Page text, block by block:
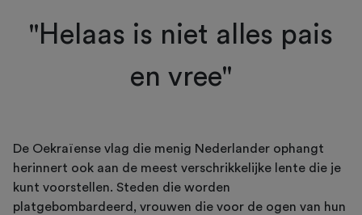
"Helaas is niet alles pais
en vree"
De Oekraïense vlag die menig Nederlander ophangt
herinnert ook aan de meest verschrikkelijke lente die je
kunt voorstellen. Steden die worden
platgebombardeerd, vrouwen die voor de ogen van hun